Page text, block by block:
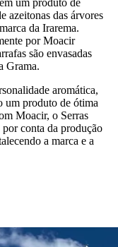
azeitonas das árvores
da Irarema.
por Moacir
são envasadas
Grama.
aromática,
um produto de ótima
Moacir, o Serras
conta da produção
a marca e a